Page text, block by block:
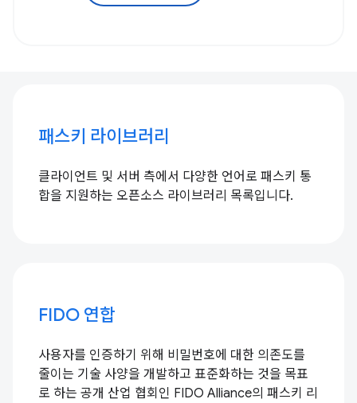
패스키 라이브러리
클라이언트 및 서버 측에서 다양한 언어로 패스키 통
합을 지원하는 오픈소스 라이브러리 목록입니다.
FIDO 연합
사용자를 인증하기 위해 비밀번호에 대한 의존도를
줄이는 기술 사양을 개발하고 표준화하는 것을 목표
로 하는 공개 산업 협회인 FIDO Alliance의 패스키 리